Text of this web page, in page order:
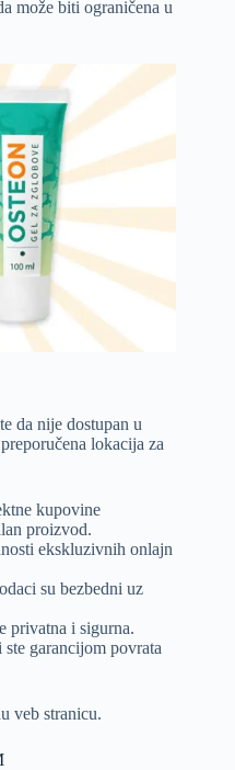
može biti ograničena u
da nije dostupan u
lokacija za
kupovine
proizvod.
ekskluzivnih onlajn
su bezbedni uz
privatna i sigurna.
ste garancijom povrata
veb stranicu.